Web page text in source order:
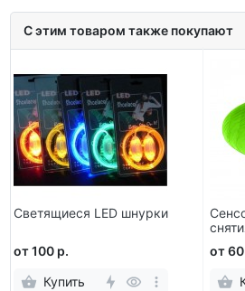
С этим товаром также покупают
Светящиеся LED шнурки
от 100 р.
Купить
от